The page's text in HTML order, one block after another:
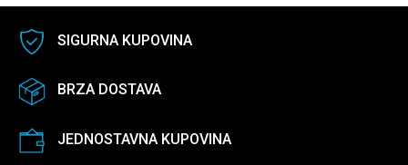
SIGURNA KUPOVINA
BRZA DOSTAVA
JEDNOSTAVNA KUPOVINA